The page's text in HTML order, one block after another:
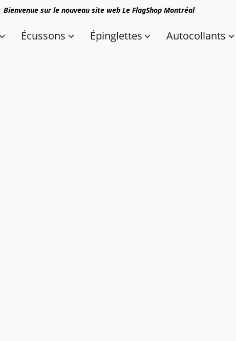
Bienvenue sur le nouveau site web Le FlagShop Montréal
Écussons Épinglettes Autocollants